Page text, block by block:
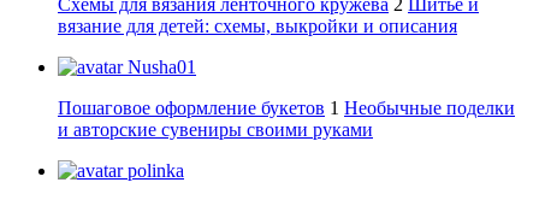
Схемы для вязания ленточного кружева 2 Шитье и
вязание для детей: схемы, выкройки и описания
Nusha01
Пошаговое оформление букетов 1 Необычные поделки
и авторские сувениры своими руками
polinka